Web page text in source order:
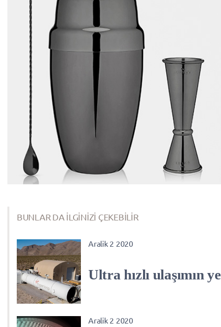
BUNLAR DA İLGİNİZİ ÇEKEBİLİR
Aralik 2 2020
Ultra hızlı ulaşımın
Aralik 2 2020